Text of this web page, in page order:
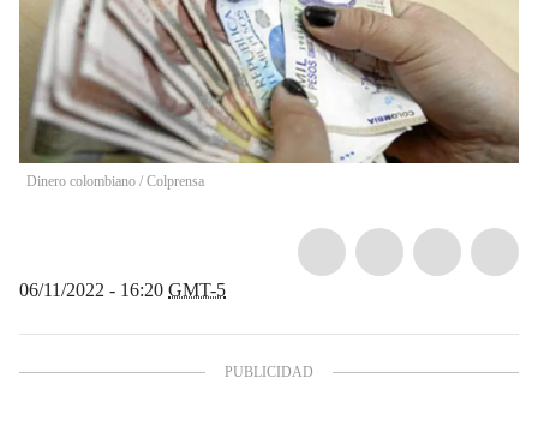
Dinero colombiano / Colprensa
06/11/2022 - 16:20 GMT-5